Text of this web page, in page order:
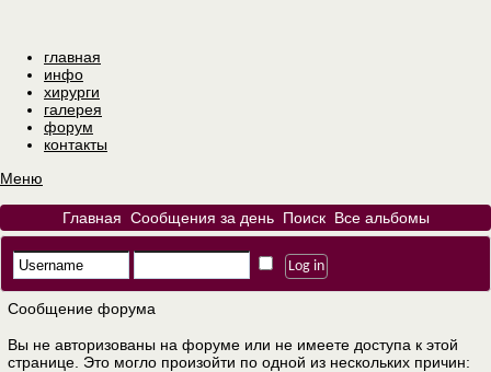
главная
инфо
хирурги
галерея
форум
контакты
Меню
Главная Сообщения за день Поиск Все альбомы
Сообщение форума
Вы не авторизованы на форуме или не имеете доступа к этой
странице. Это могло произойти по одной из нескольких причин: